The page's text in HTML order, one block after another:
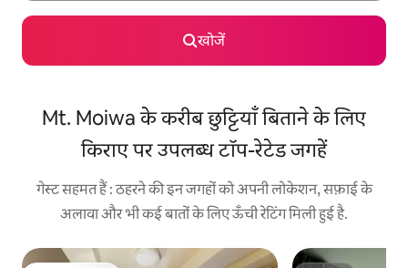
खोजें
Mt. Moiwa के करीब छुट्टियाँ बिताने के लिए
किराए पर उपलब्ध टॉप-रेटेड जगहें
गेस्ट सहमत हैं : ठहरने की इन जगहों को अपनी लोकेशन, सफ़ाई के
अलावा और भी कई बातों के लिए ऊँची रेटिंग मिली हुई है.